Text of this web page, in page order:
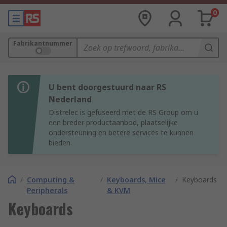
0
Fabrikantnummer
U bent doorgestuurd naar RS
Nederland
Distrelec is gefuseerd met de RS Group om u
een breder productaanbod, plaatselijke
ondersteuning en betere services te kunnen
bieden.
/ Computing &
Peripherals
/ Keyboards, Mice
& KVM
/ Keyboards
Keyboards